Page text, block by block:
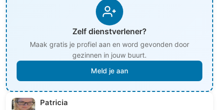
Zelf dienstverlener?
Maak gratis je profiel aan en word gevonden door
gezinnen in jouw buurt.
Meld je aan
Patricia